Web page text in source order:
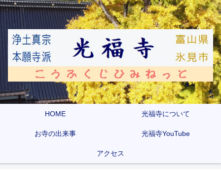
HOME 光福寺について
お寺の出来事 光福寺YouTube
アクセス